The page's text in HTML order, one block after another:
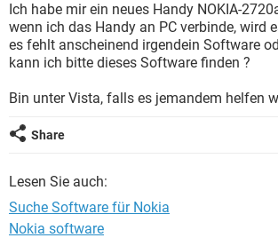
WHATSAPP TIKTOK
FACEBOOK HARDWARE
WINDOWS 10 INSTAGRAM
WHATSAPP TIKTOK
Ich habe mir ein neues Handy NOKIA-
wenn ich das Handy an PC verbinde, wird
es fehlt anscheinend irgendein Software
kann ich bitte dieses Software finden ?
Bin unter Vista, falls es jemandem helfen
Share
Lesen Sie auch:
Suche Software für Nokia
Nokia software